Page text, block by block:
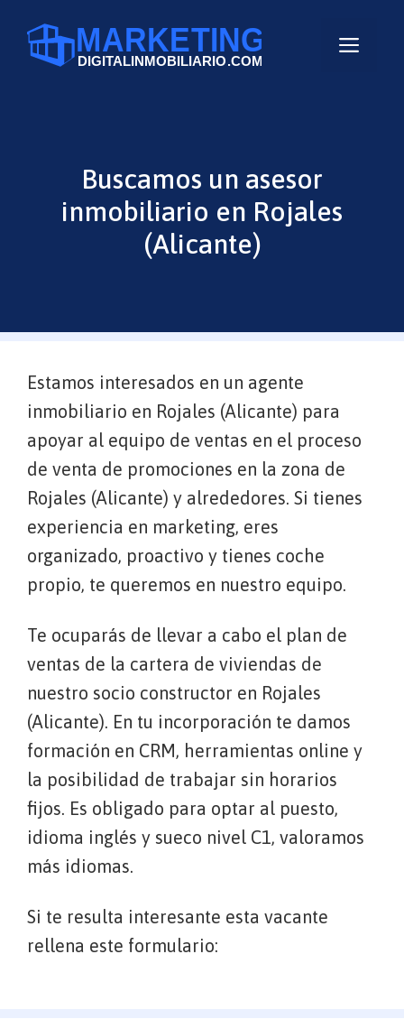
contenido
Buscamos un asesor
inmobiliario en Rojales
(Alicante)
Estamos interesados en un agente
inmobiliario en Rojales (Alicante) para
apoyar al equipo de ventas en el proceso
de venta de promociones en la zona de
Rojales (Alicante) y alrededores. Si tienes
experiencia en marketing, eres
organizado, proactivo y tienes coche
propio, te queremos en nuestro equipo.
Te ocuparás de llevar a cabo el plan de
ventas de la cartera de viviendas de
nuestro socio constructor en Rojales
(Alicante). En tu incorporación te damos
formación en CRM, herramientas online y
la posibilidad de trabajar sin horarios
fijos. Es obligado para optar al puesto,
idioma inglés y sueco nivel C1, valoramos
más idiomas.
Si te resulta interesante esta vacante
rellena este formulario: